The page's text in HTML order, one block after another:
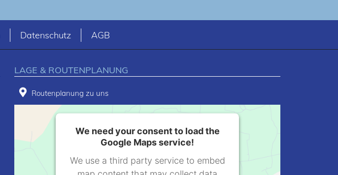
Datenschutz AGB
LAGE & ROUTENPLANUNG
Routenplanung zu uns
We need your consent to load the
Google Maps service!
We use a third party service to embed